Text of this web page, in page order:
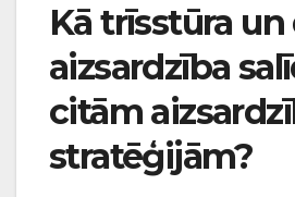
Kā trīsstūra
aizsardzība
citām
stratēģijām?